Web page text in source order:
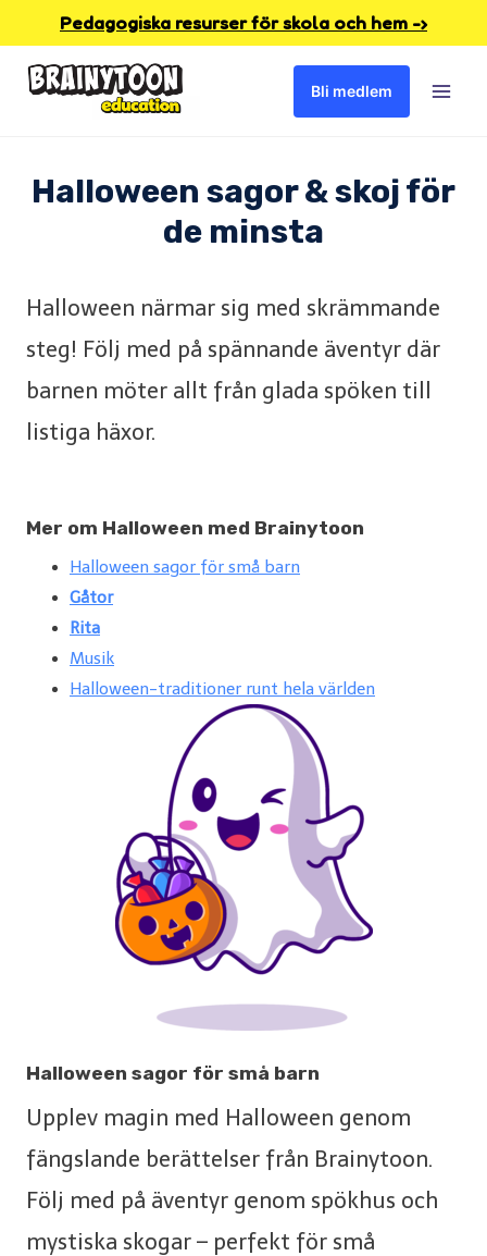
content
Pedagogiska resurser för skola och hem -›
Bli medlem
Halloween sagor & skoj för
de minsta
Halloween närmar sig med skrämmande
steg! Följ med på spännande äventyr där
barnen möter allt från glada spöken till
listiga häxor.
Mer om Halloween med Brainytoon
Halloween sagor för små barn
Gåtor
Rita
Musik
Halloween-traditioner runt hela världen
Halloween sagor för små barn
Upplev magin med Halloween genom
fängslande berättelser från Brainytoon.
Följ med på äventyr genom spökhus och
mystiska skogar – perfekt för små